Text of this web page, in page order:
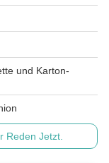
und Karton-
Reden Jetzt.